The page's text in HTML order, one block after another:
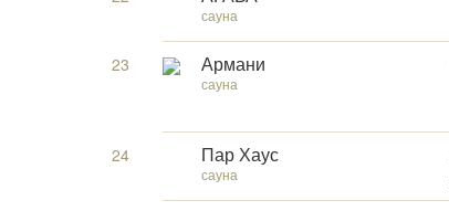
сауна
23
Армани
сауна
24
Пар Хаус
сауна